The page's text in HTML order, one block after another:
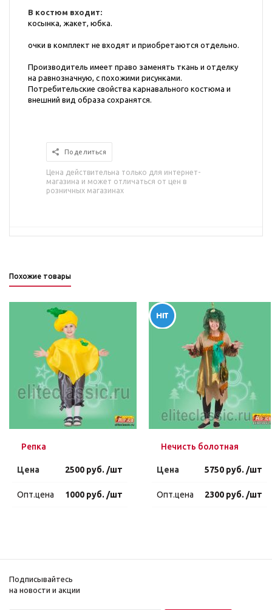
В костюм входит:
косынка, жакет, юбка.
очки в комплект не входят и приобретаются отдельно.
Производитель имеет право заменять ткань и отделку
на равнозначную, с похожими рисунками.
Потребительские свойства карнавального костюма и
внешний вид образа сохранятся.
Поделиться
Цена действительна только для интернет-
магазина и может отличаться от цен в
розничных магазинах
Похожие товары
Репка
Цена 2500 руб. /шт
Опт.цена 1000 руб. /шт
Нечисть болотная
Цена 5750 руб. /шт
Опт.цена 2300 руб. /шт
Подписывайтесь
на новости и акции